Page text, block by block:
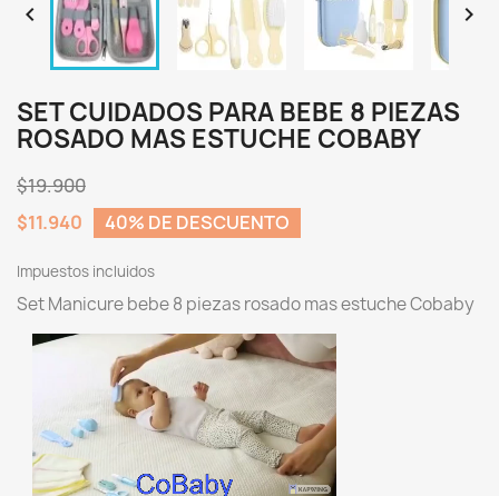
 
SET CUIDADOS PARA BEBE 8 PIEZAS
ROSADO MAS ESTUCHE COBABY
$19.900
$11.940
40% DE DESCUENTO
Impuestos incluidos
Set Manicure bebe 8 piezas rosado mas estuche Cobaby